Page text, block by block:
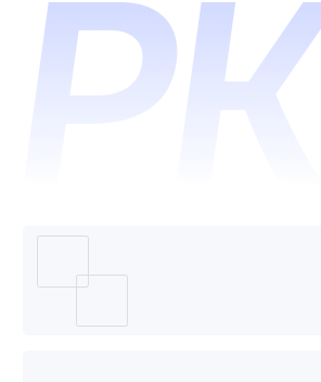
与漏洞
感知系